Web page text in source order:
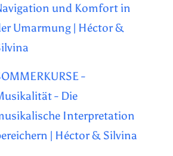
und Komfort in
Umarmung | Héctor &
-
- Die
Interpretation
| Héctor & Silvina